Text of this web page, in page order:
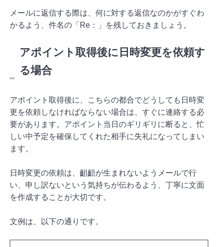
メールに返信する際は、何に対する返信なのかがすぐわ
かるよう、件名の「Re：」を残しておきましょう。
アポイント取得後に日時変更を依頼す
る場合
アポイント取得後に、こちらの都合でどうしても日時変
更を依頼しなければならない場合は、すぐに連絡する必
要があります。アポイント当日のギリギリに断ると、忙
しい中予定を確保してくれた相手に失礼になってしまい
ます。
日時変更の依頼は、齟齬が生まれないようメールで行
い、申し訳ないという気持ちが伝わるよう、丁寧に文面
を作成することが大切です。
文例は、以下の通りです。